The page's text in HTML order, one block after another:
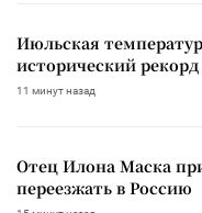
Июльская
исторический рекорд
11 минут назад
Отец Илона Маска
переезжать в Россию